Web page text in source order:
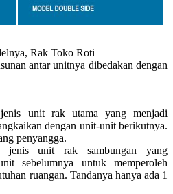
Rak Toko Roti
antar unitnya dibedakan dengan
unit rak utama yang menjadi
dengan unit-unit berikutnya.
penyangga.
unit rak sambungan yang
sebelumnya untuk memperoleh
ruangan. Tandanya hanya ada 1